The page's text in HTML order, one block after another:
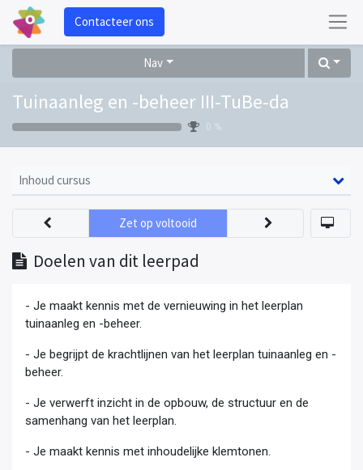
Contacteer ons
Nav
Tuinaanleg en -beheer III-TuBe-da
0 %
Inhoud cursus
Doelen van dit leerpad
Zet op voltooid
- Je maakt kennis met de vernieuwing in het leerplan
tuinaanleg en -beheer.
- Je begrijpt de krachtlijnen van het leerplan tuinaanleg en -
beheer.
- Je verwerft inzicht in de opbouw, de structuur en de
samenhang van het leerplan.
- Je maakt kennis met inhoudelijke klemtonen.